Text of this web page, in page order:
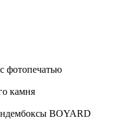
фотопечатью
камня
BOYARD